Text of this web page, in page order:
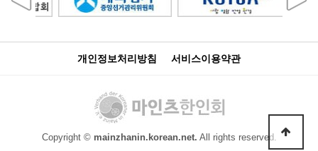
개인정보처리방침 서비스이용약관
Copyright © mainzhanin.korean.net. All rights reserved.